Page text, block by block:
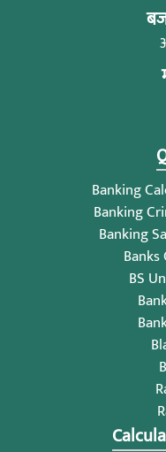
Banking
Banking
Banking
BS